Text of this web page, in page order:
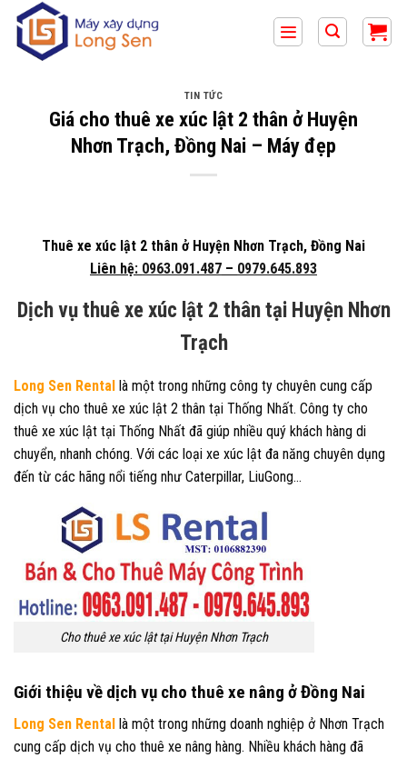
qua
TIN TỨC
Giá cho thuê xe xúc lật 2 thân ở Huyện
Nhơn Trạch, Đồng Nai – Máy đẹp
Thuê xe xúc lật 2 thân ở Huyện Nhơn Trạch, Đồng Nai
Liên hệ: 0963.091.487 – 0979.645.893
Dịch vụ thuê xe xúc lật 2 thân tại Huyện Nhơn
Trạch
Long Sen Rental là một trong những công ty chuyên cung cấp
dịch vụ cho thuê xe xúc lật 2 thân tại Thống Nhất. Công ty cho
thuê xe xúc lật tại Thống Nhất đã giúp nhiều quý khách hàng di
chuyển, nhanh chóng. Với các loại xe xúc lật đa năng chuyên dụng
đến từ các hãng nổi tiếng như Caterpillar, LiuGong…
Cho thuê xe xúc lật tại Huyện Nhơn Trạch
Giới thiệu về dịch vụ cho thuê xe nâng ở Đồng Nai
Long Sen Rental là một trong những doanh nghiệp ở Nhơn Trạch
cung cấp dịch vụ cho thuê xe nâng hàng. Nhiều khách hàng đã